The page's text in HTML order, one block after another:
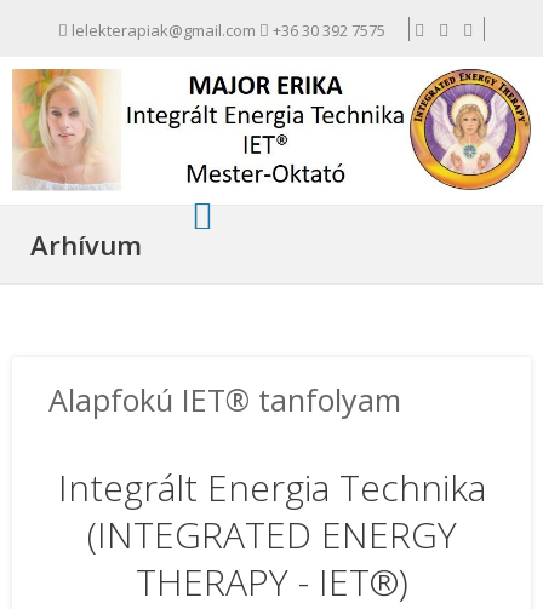
lelekterapiak@gmail.com +36 30 392 7575
Arhívum
Alapfokú IET® tanfolyam
Integrált Energia Technika
(INTEGRATED ENERGY
THERAPY - IET®)